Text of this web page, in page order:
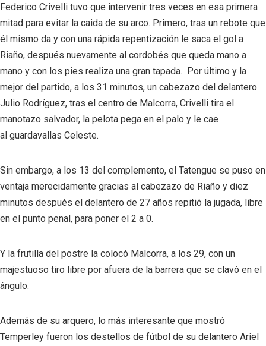
Federico Crivelli tuvo que intervenir tres veces en esa primera
mitad para evitar la caida de su arco. Primero, tras un rebote que
él mismo da y con una rápida repentización le saca el gol a
Riaño, después nuevamente al cordobés que queda mano a
mano y con los pies realiza una gran tapada. Por último y la
mejor del partido, a los 31 minutos, un cabezazo del delantero
Julio Rodríguez, tras el centro de Malcorra, Crivelli tira el
manotazo salvador, la pelota pega en el palo y le cae
al guardavallas Celeste.
Sin embargo, a los 13 del complemento, el Tatengue se puso en
ventaja merecidamente gracias al cabezazo de Riaño y diez
minutos después el delantero de 27 años repitió la jugada, libre
en el punto penal, para poner el 2 a 0.
Y la frutilla del postre la colocó Malcorra, a los 29, con un
majestuoso tiro libre por afuera de la barrera que se clavó en el
ángulo.
Además de su arquero, lo más interesante que mostró
Temperley fueron los destellos de fútbol de su delantero Ariel